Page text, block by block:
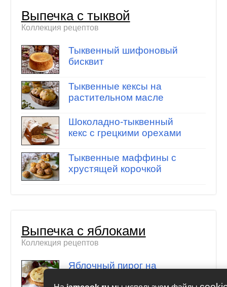
Выпечка с тыквой
Коллекция рецептов
Тыквенный шифоновый
бисквит
Тыквенные кексы на
растительном масле
Шоколадно-тыквенный
кекс с грецкими орехами
Тыквенные маффины с
хрустящей корочкой
Выпечка с яблоками
Коллекция рецептов
Яблочный пирог на